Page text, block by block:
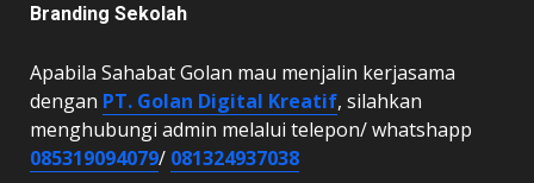
Branding Sekolah
Apabila Sahabat Golan mau menjalin kerjasama
dengan PT. Golan Digital Kreatif, silahkan
menghubungi admin melalui telepon/ whatshapp
085319094079/ 081324937038